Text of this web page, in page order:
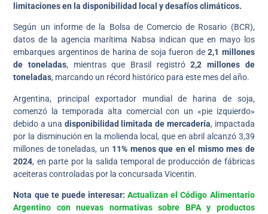
limitaciones en la disponibilidad local y desafíos climáticos.
Según un informe de la Bolsa de Comercio de Rosario (BCR),
datos de la agencia marítima Nabsa indican que en mayo los
embarques argentinos de harina de soja fueron de2,1 millones
de toneladas, mientras que Brasil registró2,2 millones de
toneladas, marcando un récord histórico para este mes del año.
Argentina, principal exportador mundial de harina de soja,
comenzó la temporada alta comercial con un «pie izquierdo»
debido a una disponibilidad limitada de mercadería, impactada
por la disminución en la molienda local, que en abril alcanzó 3,39
millones de toneladas, un 11% menos que en el mismo mes de
2024, en parte por la salida temporal de producción de fábricas
aceiteras controladas por la concursada Vicentin.
Nota que te puede interesar: Actualizan el Código Alimentario
Argentino con nuevas normativas sobre BPA y productos